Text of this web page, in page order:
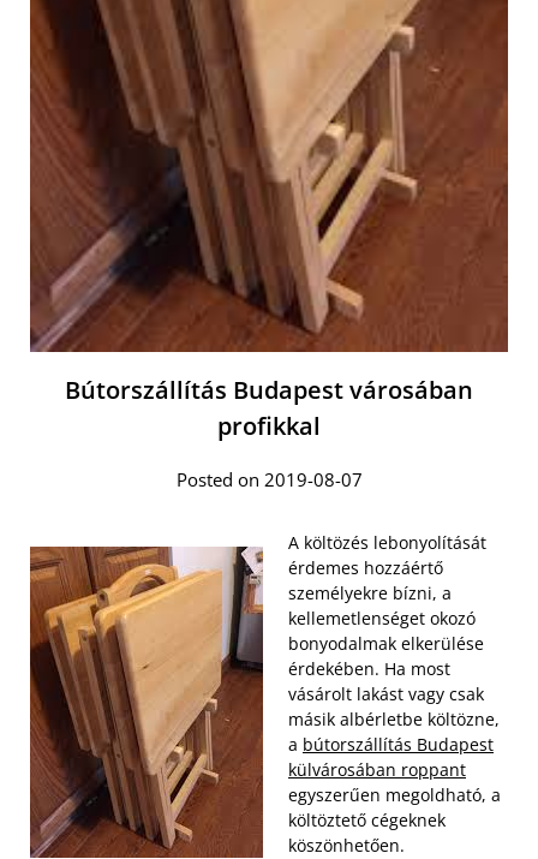
Bútorszállítás Budapest városában
profikkal
Posted on 2019-08-07
A költözés lebonyolítását
érdemes hozzáértő
személyekre bízni, a
kellemetlenséget okozó
bonyodalmak elkerülése
érdekében. Ha most
vásárolt lakást vagy csak
másik albérletbe költözne,
a bútorszállítás Budapest
külvárosában roppant
egyszerűen megoldható, a
költöztető cégeknek
köszönhetően.